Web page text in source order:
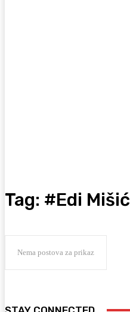
Tag: #Edi Mišić
Nema postova za prikaz